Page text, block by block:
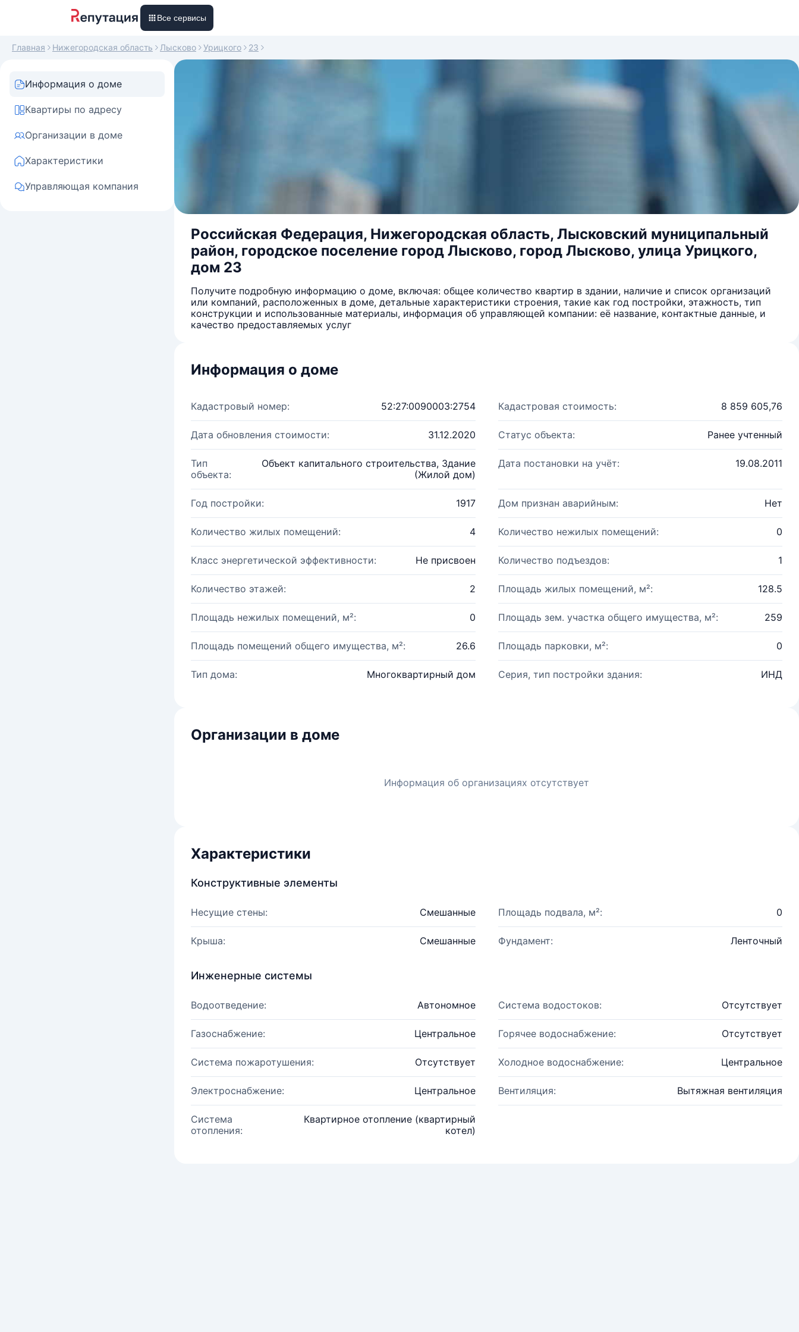
Все сервисы
Главная Нижегородская область Лысково Урицкого 23
Информация о доме
Квартиры по адресу
Организации в доме
Характеристики
Управляющая компания
Российская Федерация, Нижегородская область, Лысковский муниципальный
район, городское поселение город Лысково, город Лысково, улица Урицкого,
дом 23
Получите подробную информацию о доме, включая: общее количество квартир в здании, наличие и список организаций
или компаний, расположенных в доме, детальные характеристики строения, такие как год постройки, этажность, тип
конструкции и использованные материалы, информация об управляющей компании: её название, контактные данные, и
качество предоставляемых услуг
Информация о доме
Кадастровый номер: 52:27:0090003:2754 Кадастровая стоимость: 8 859 605,76
Дата обновления стоимости: 31.12.2020 Статус объекта: Ранее учтенный
Тип
объекта:
Объект капитального строительства, Здание
(Жилой дом)
Дата постановки на учёт: 19.08.2011
Год постройки: 1917 Дом признан аварийным: Нет
Количество жилых помещений: 4 Количество нежилых помещений: 0
Класс энергетической эффективности: Не присвоен Количество подъездов: 1
Количество этажей: 2 Площадь жилых помещений, м²: 128.5
Площадь нежилых помещений, м²: 0 Площадь зем. участка общего имущества, м²: 259
Площадь помещений общего имущества, м²: 26.6 Площадь парковки, м²: 0
Тип дома: Многоквартирный дом Серия, тип постройки здания: ИНД
Организации в доме
Информация об организациях отсутствует
Характеристики
Конструктивные элементы
Несущие стены: Смешанные Площадь подвала, м²: 0
Крыша: Смешанные Фундамент: Ленточный
Инженерные системы
Водоотведение: Автономное Система водостоков: Отсутствует
Газоснабжение: Центральное Горячее водоснабжение: Отсутствует
Система пожаротушения: Отсутствует Холодное водоснабжение: Центральное
Электроснабжение: Центральное Вентиляция: Вытяжная вентиляция
Система
отопления:
Квартирное отопление (квартирный
котел)